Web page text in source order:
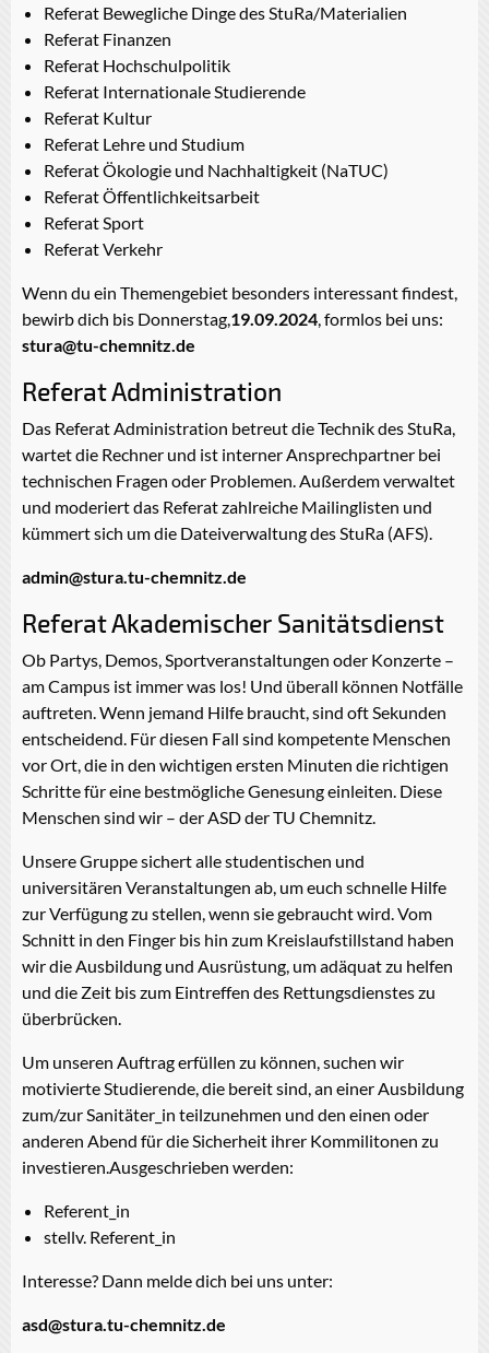
Referat Bewegliche Dinge des StuRa/Materialien
Referat Finanzen
Referat Hochschulpolitik
Referat Internationale Studierende
Referat Kultur
Referat Lehre und Studium
Referat Ökologie und Nachhaltigkeit (NaTUC)
Referat Öffentlichkeitsarbeit
Referat Sport
Referat Verkehr
Wenn du ein Themengebiet besonders interessant findest,
bewirb dich bis Donnerstag,19.09.2024, formlos bei uns:
stura@tu-chemnitz.de
Referat Administration
Das Referat Administration betreut die Technik des StuRa,
wartet die Rechner und ist interner Ansprechpartner bei
technischen Fragen oder Problemen. Außerdem verwaltet
und moderiert das Referat zahlreiche Mailinglisten und
kümmert sich um die Dateiverwaltung des StuRa (AFS).
admin@stura.tu-chemnitz.de
Referat Akademischer Sanitätsdienst
Ob Partys, Demos, Sportveranstaltungen oder Konzerte –
am Campus ist immer was los! Und überall können Notfälle
auftreten. Wenn jemand Hilfe braucht, sind oft Sekunden
entscheidend. Für diesen Fall sind kompetente Menschen
vor Ort, die in den wichtigen ersten Minuten die richtigen
Schritte für eine bestmögliche Genesung einleiten. Diese
Menschen sind wir – der ASD der TU Chemnitz.
Unsere Gruppe sichert alle studentischen und
universitären Veranstaltungen ab, um euch schnelle Hilfe
zur Verfügung zu stellen, wenn sie gebraucht wird. Vom
Schnitt in den Finger bis hin zum Kreislaufstillstand haben
wir die Ausbildung und Ausrüstung, um adäquat zu helfen
und die Zeit bis zum Eintreffen des Rettungsdienstes zu
überbrücken.
Um unseren Auftrag erfüllen zu können, suchen wir
motivierte Studierende, die bereit sind, an einer Ausbildung
zum/zur Sanitäter_in teilzunehmen und den einen oder
anderen Abend für die Sicherheit ihrer Kommilitonen zu
investieren.Ausgeschrieben werden:
Referent_in
stellv. Referent_in
Interesse? Dann melde dich bei uns unter:
asd@stura.tu-chemnitz.de